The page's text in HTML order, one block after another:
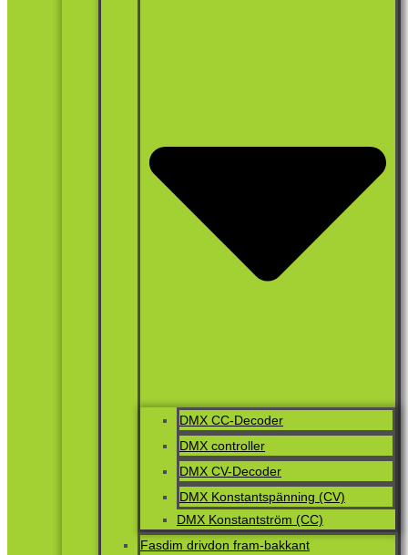
DMX CC-Decoder
DMX controller
DMX CV-Decoder
DMX Konstantspänning (CV)
DMX Konstantström (CC)
Fasdim drivdon fram-bakkant